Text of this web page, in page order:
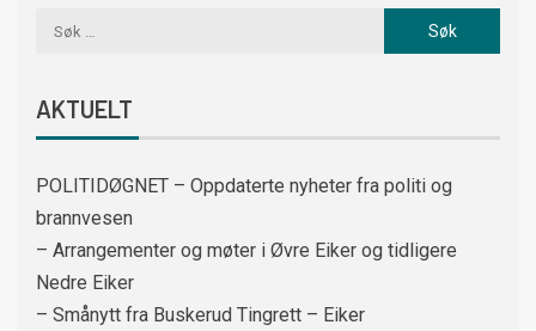
AKTUELT
POLITIDØGNET – Oppdaterte nyheter fra politi og
brannvesen
– Arrangementer og møter i Øvre Eiker og tidligere
Nedre Eiker
– Smånytt fra Buskerud Tingrett – Eiker